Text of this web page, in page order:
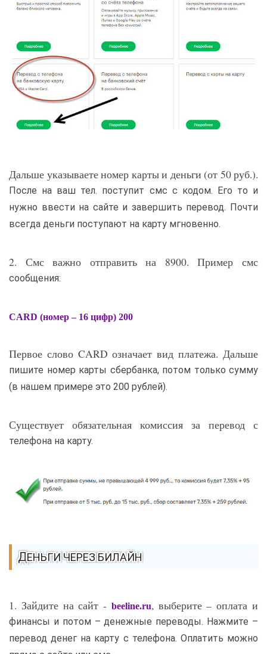
Дальше указываете номер карты и деньги (от 50 руб.).
После на ваш тел. поступит смс с кодом. Его то и
нужно ввести на сайте и завершить перевод. Почти
всегда деньги поступают на карту мгновенно.
2. Смс важно отправить на 8900. Пример смс
сообщения:
CARD (номер – 16 цифр) 200
Первое слово CARD означает вид платежа. Дальше
пишите номер карты сбербанка, потом только сумму
(в нашем примере это 200 рублей).
Существует обязательная комиссия за перевод с
телефона на карту.
ДЕНЬГИ ЧЕРЕЗ БИЛАЙН
1. Зайдите на сайт - beeline.ru, выберите – оплата и
финансы и потом – денежные переводы. Нажмите –
перевод денег на карту с телефона. Оплатить можно